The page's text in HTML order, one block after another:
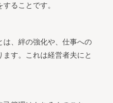
ることです。
は、絆の強化や、仕事への
す。これは経営者夫にと